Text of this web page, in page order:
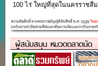
100 ไร่ ใหญ่ที่สุดในนครราชสี
ผู้สนับสนุน หมวดตลาดนัด